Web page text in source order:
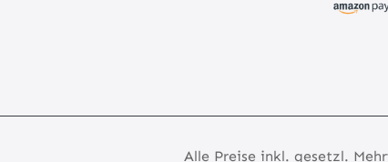
Alle Preise inkl. gesetzl.